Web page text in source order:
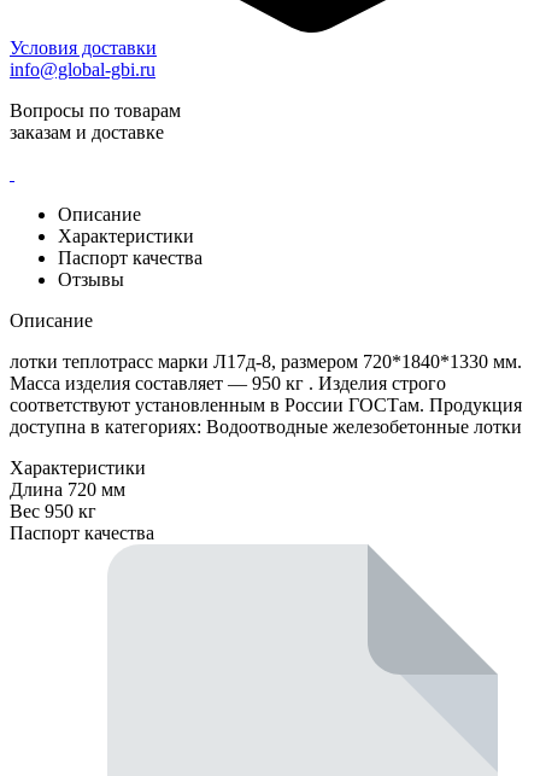
Условия доставки
info@global-gbi.ru
Вопросы по товарам
заказам и доставке
Описание
Характеристики
Паспорт качества
Отзывы
Описание
лотки теплотрасс марки Л17д-8, размером 720*1840*1330 мм.
Масса изделия составляет — 950 кг . Изделия строго
соответствуют установленным в России ГОСТам. Продукция
доступна в категориях: Водоотводные железобетонные лотки
Характеристики
Длина 720 мм
Вес 950 кг
Паспорт качества